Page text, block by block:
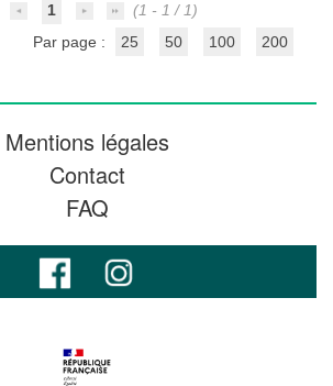
1
(1 - 1 / 1)
Par page :
25 50 100 200
Mentions légales
Contact
FAQ